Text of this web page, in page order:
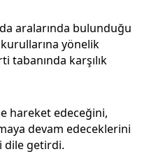
aralarında bulunduğu
yönelik
tabanında karşılık
hareket edeceğini,
devam edeceklerini
dile getirdi.